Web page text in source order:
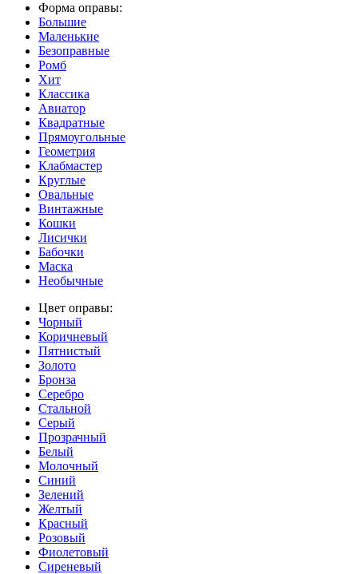
Форма оправы:
Большие
Маленькие
Безоправные
Ромб
Хит
Классика
Авиатор
Квадратные
Прямоугольные
Геометрия
Клабмастер
Круглые
Овальные
Винтажные
Кошки
Лисички
Бабочки
Маска
Необычные
Цвет оправы:
Чорный
Коричневый
Пятнистый
Золото
Бронза
Серебро
Стальной
Серый
Прозрачный
Белый
Молочный
Синий
Зелений
Желтый
Красный
Розовый
Фиолетовый
Сиреневый